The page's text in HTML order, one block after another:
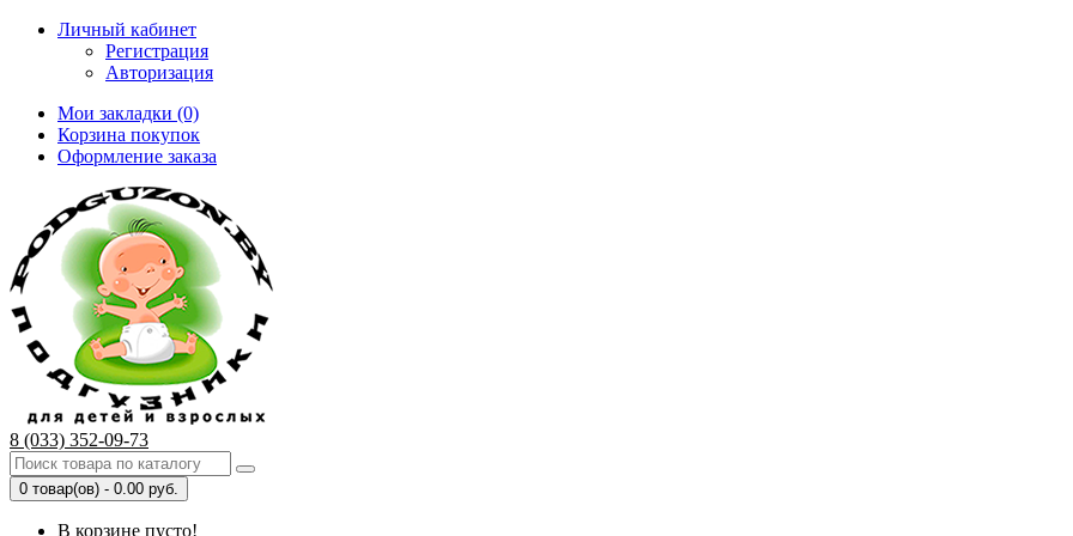
Личный кабинет
Регистрация
Авторизация
Мои закладки (0)
Корзина покупок
Оформление заказа
8 (033) 352-09-73
0 товар(ов) - 0.00 руб.
В корзине пусто!